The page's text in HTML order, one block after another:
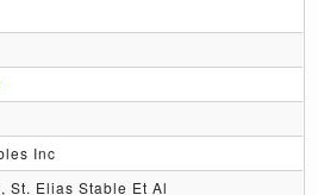
Inc
St. Elias Stable Et Al